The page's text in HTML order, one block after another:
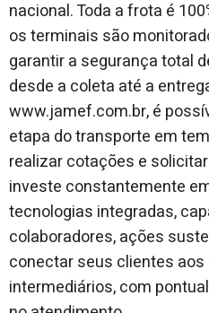
nacional. Toda a frota é
os terminais são
garantir a segurança total
desde a coleta até a
www.jamef.com.br, é
etapa do transporte em
realizar cotações e
investe constantemente
tecnologias integradas,
colaboradores, ações
conectar seus clientes
intermediários, com